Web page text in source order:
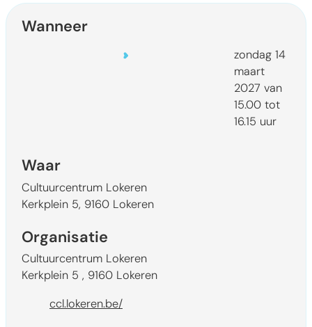
Wanneer
zondag 14
maart
2027 van
15.00 tot
16.15 uur
Waar
Cultuurcentrum Lokeren
Kerkplein 5, 9160 Lokeren
Organisatie
Cultuurcentrum Lokeren
Kerkplein 5 , 9160 Lokeren
Websiteccl.lokeren.be/